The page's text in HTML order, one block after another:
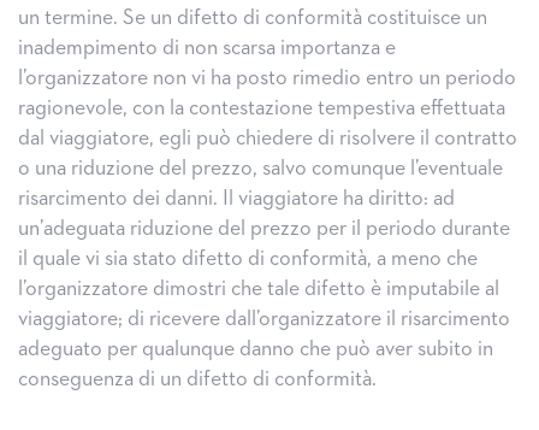
un termine. Se un difetto di conformità costituisce un
inadempimento di non scarsa importanza e
l’organizzatore non vi ha posto rimedio entro un periodo
ragionevole, con la contestazione tempestiva effettuata
dal viaggiatore, egli può chiedere di risolvere il contratto
o una riduzione del prezzo, salvo comunque l’eventuale
risarcimento dei danni. Il viaggiatore ha diritto: ad
un’adeguata riduzione del prezzo per il periodo durante
il quale vi sia stato difetto di conformità, a meno che
l’organizzatore dimostri che tale difetto è imputabile al
viaggiatore; di ricevere dall’organizzatore il risarcimento
adeguato per qualunque danno che può aver subito in
conseguenza di un difetto di conformità.